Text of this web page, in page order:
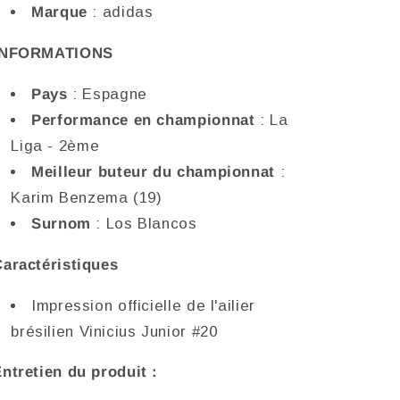
Vini
#20
Vini
#20
Marque : adidas
Pays : Espagne
Performance en championnat : La
Liga - 2ème
Meilleur buteur du championnat :
Karim Benzema (19)
Surnom : Los Blancos
Impression officielle de l'ailier
brésilien Vinicius Junior #20
du produit :